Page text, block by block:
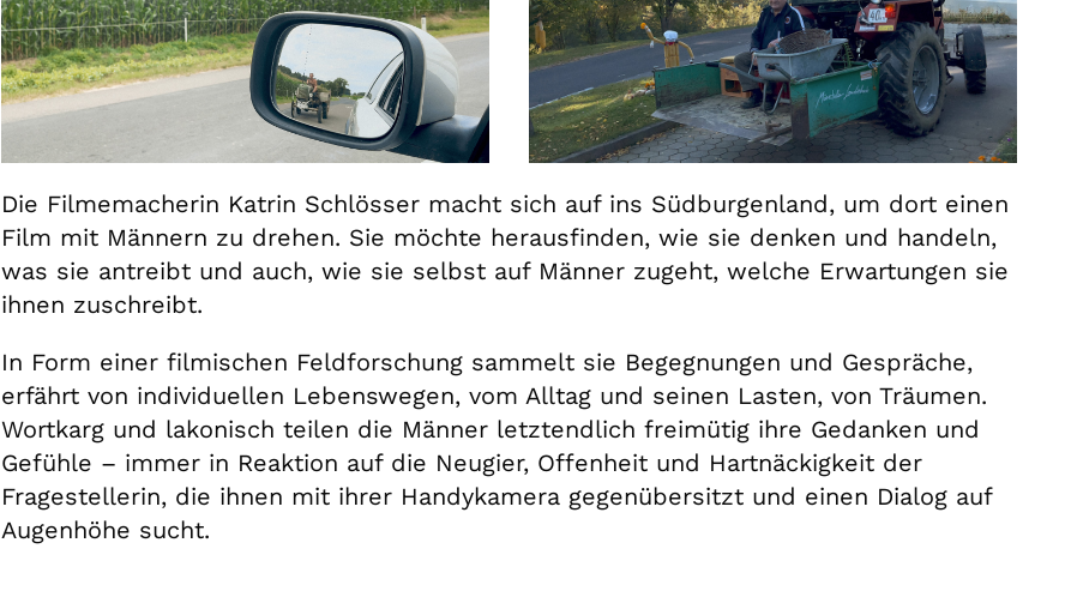
Die Filmemacherin Katrin Schlösser macht sich auf ins Südburgenland, um dort einen
Film mit Männern zu drehen. Sie möchte herausfinden, wie sie denken und handeln,
was sie antreibt und auch, wie sie selbst auf Männer zugeht, welche Erwartungen sie
ihnen zuschreibt.
In Form einer filmischen Feldforschung sammelt sie Begegnungen und Gespräche,
erfährt von individuellen Lebenswegen, vom Alltag und seinen Lasten, von Träumen.
Wortkarg und lakonisch teilen die Männer letztendlich freimütig ihre Gedanken und
Gefühle – immer in Reaktion auf die Neugier, Offenheit und Hartnäckigkeit der
Fragestellerin, die ihnen mit ihrer Handykamera gegenübersitzt und einen Dialog auf
Augenhöhe sucht.